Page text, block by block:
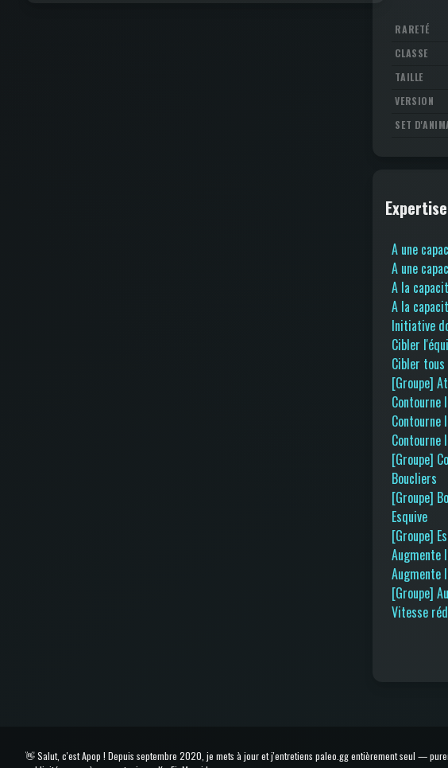
RARETÉ
CLASSE
TAILLE
VERSION
SET
Expertise
A une
A une
A la
A la
Initiative
Cibler
Cibler
[Groupe]
Contourne
Contourne
Contourne
[Groupe]
Boucliers
[Groupe]
Esquive
[Groupe]
Augmente
Augmente
[Groupe]
Vitesse
👋 Salut, c'est Apop ! Depuis septembre 2020, je mets à jour et j'entretiens paleo.gg entièrement seul —